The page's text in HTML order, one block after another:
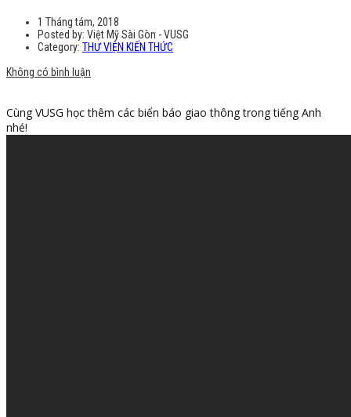
1 Tháng tám, 2018
Posted by: Việt Mỹ Sài Gòn - VUSG
Category: THƯ VIỆN KIẾN THỨC
Không có bình luận
Cùng VUSG học thêm các biển báo giao thông trong tiếng Anh
nhé!